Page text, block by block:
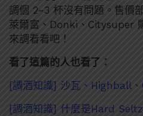
調個 2~3 杯沒有問題。售價
萊爾富、Donki、Citysuper
來調看看吧！
看了這篇的人也看了：
[調酒知識] 沙瓦、Highball
[調酒知識] 什麼是Hard